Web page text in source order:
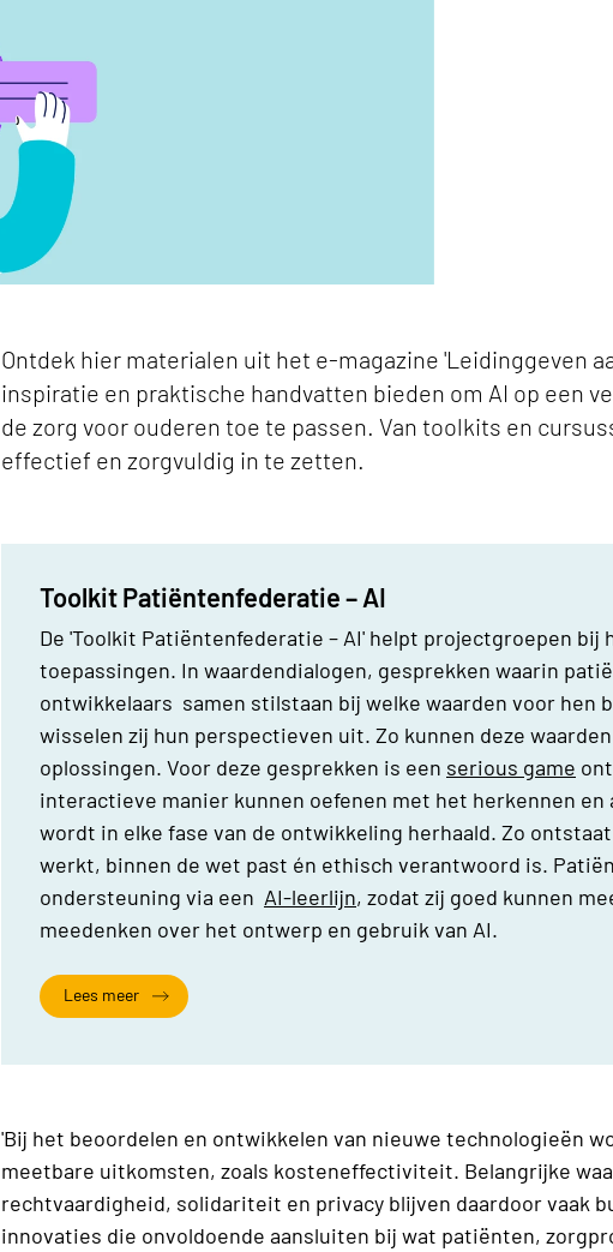
Ontdek hier materialen uit het e-magazine 'Leidinggeven
inspiratie en praktische handvatten bieden om AI op een
de zorg voor ouderen toe te passen. Van toolkits en
effectief en zorgvuldig in te zetten.
Toolkit Patiëntenfederatie – AI
De 'Toolkit Patiëntenfederatie – AI' helpt projectgroepen bij
toepassingen. In waardendialogen, gesprekken waarin
ontwikkelaars samen stilstaan bij welke waarden voor hen
wisselen zij hun perspectieven uit. Zo kunnen deze
oplossingen. Voor deze gesprekken is een serious game
interactieve manier kunnen oefenen met het herkennen en
wordt in elke fase van de ontwikkeling herhaald. Zo
werkt, binnen de wet past én ethisch verantwoord is.
ondersteuning via een AI-leerlijn, zodat zij goed kunnen
meedenken over het ontwerp en gebruik van AI.
Lees meer
'Bij het beoordelen en ontwikkelen van nieuwe technologieën
meetbare uitkomsten, zoals kosteneffectiviteit. Belangrijke
rechtvaardigheid, solidariteit en privacy blijven daardoor vaak
innovaties die onvoldoende aansluiten bij wat patiënten,